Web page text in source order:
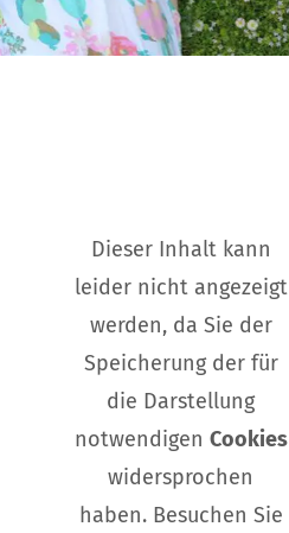
Dieser Inhalt kann
leider nicht angezeigt
werden, da Sie der
Speicherung der für
die Darstellung
notwendigen Cookies
widersprochen
haben. Besuchen Sie